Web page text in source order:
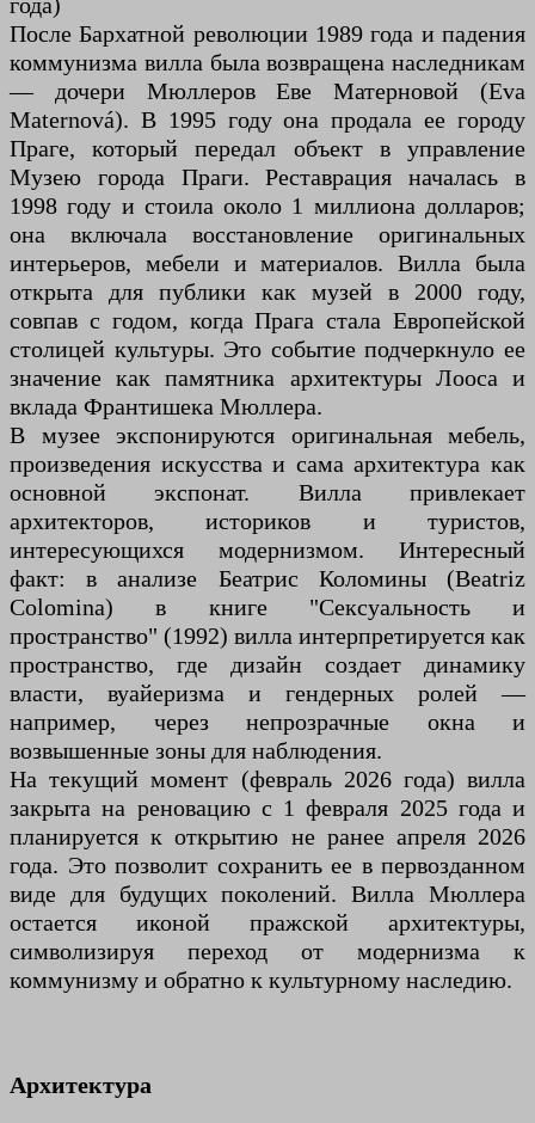
После Бархатной революции 1989 года и падения
коммунизма вилла была возвращена наследникам
— дочери Мюллеров Еве Матерновой (Eva
Maternová). В 1995 году она продала ее городу
Праге, который передал объект в управление
Музею города Праги. Реставрация началась в
1998 году и стоила около 1 миллиона долларов;
она включала восстановление оригинальных
интерьеров, мебели и материалов. Вилла была
открыта для публики как музей в 2000 году,
совпав с годом, когда Прага стала Европейской
столицей культуры. Это событие подчеркнуло ее
значение как памятника архитектуры Лооса и
вклада Франтишека Мюллера.
В музее экспонируются оригинальная мебель,
произведения искусства и сама архитектура как
основной экспонат. Вилла привлекает
архитекторов, историков и туристов,
интересующихся модернизмом. Интересный
факт: в анализе Беатрис Коломины (Beatriz
Colomina) в книге "Сексуальность и
пространство" (1992) вилла интерпретируется как
пространство, где дизайн создает динамику
власти, вуайеризма и гендерных ролей —
например, через непрозрачные окна и
возвышенные зоны для наблюдения.
На текущий момент (февраль 2026 года) вилла
закрыта на реновацию с 1 февраля 2025 года и
планируется к открытию не ранее апреля 2026
года. Это позволит сохранить ее в первозданном
виде для будущих поколений. Вилла Мюллера
остается иконой пражской архитектуры,
символизируя переход от модернизма к
коммунизму и обратно к культурному наследию.
Архитектура